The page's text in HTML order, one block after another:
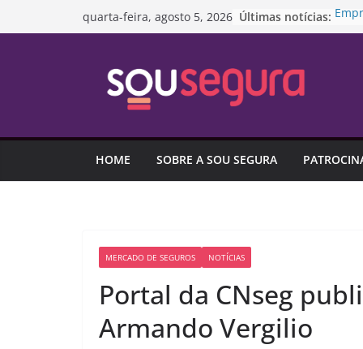
para
quarta-feira, agosto 5, 2026 Últimas notícias:
R$
HOME SOBRE A SOU SEGURA
MERCADO DE SEGUROS NOTÍCIAS
Portal da CNseg
Armando Vergilio